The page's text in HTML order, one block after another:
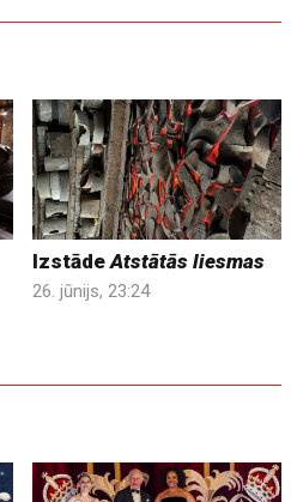
IzstādeAtstātās liesmas
26. jūnijs, 23:24